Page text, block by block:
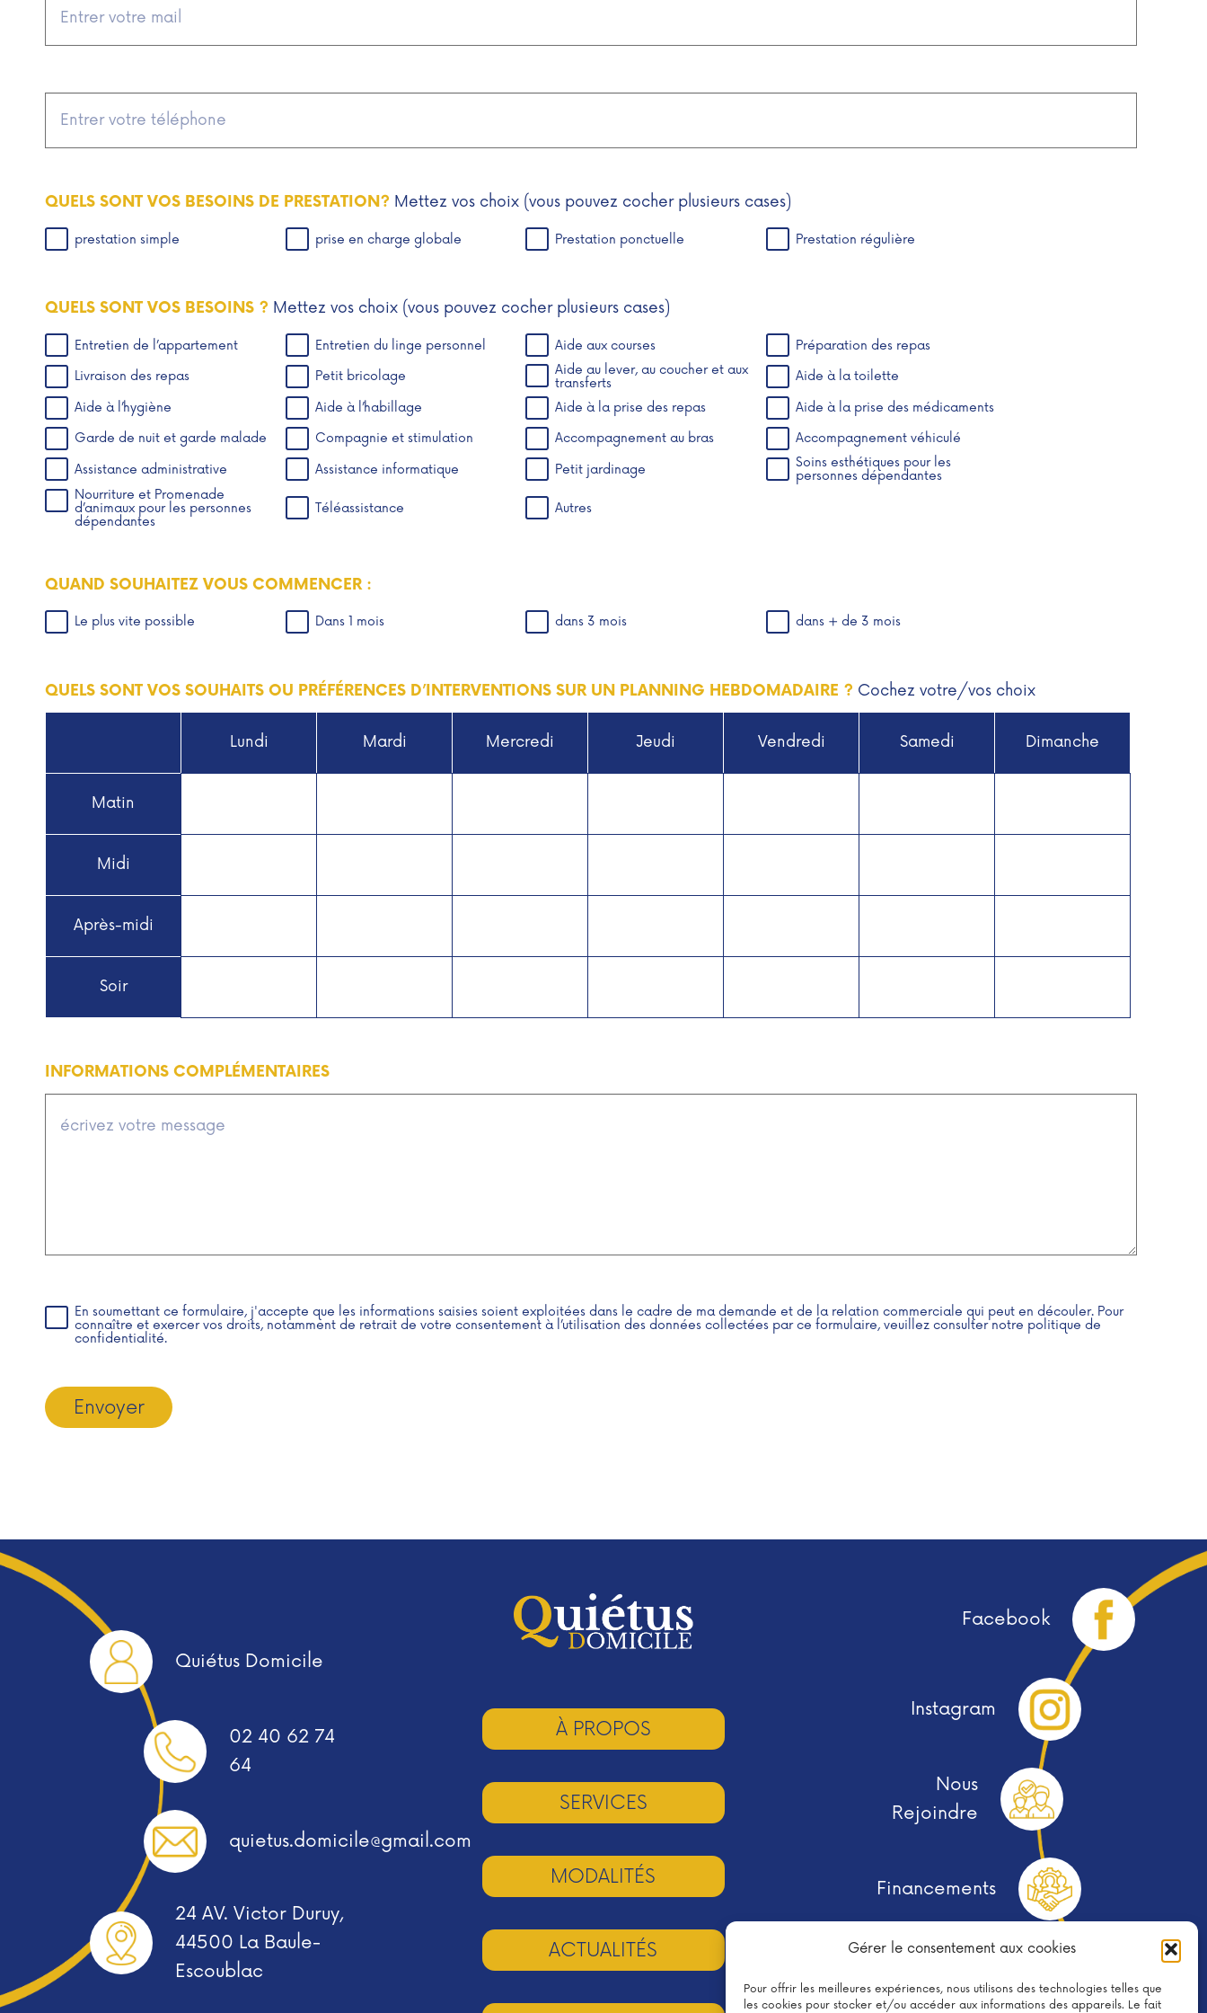
Gérer le consentement aux cookies
Pour offrir les meilleures expériences, nous utilisons des technologies telles que
les cookies pour stocker et/ou accéder aux informations des appareils. Le fait
QUELS SONT VOS BESOINS DE PRESTATION? Mettez vos choix (vous pouvez cocher plusieurs cases)
prestation simple prise en charge globale Prestation ponctuelle Prestation régulière
QUELS SONT VOS BESOINS ? Mettez vos choix (vous pouvez cocher plusieurs cases)
Entretien de l’appartement Entretien du linge personnel Aide aux courses Préparation des repas
Livraison des repas Petit bricolage
Aide au lever, au coucher et aux
transferts
Aide à la toilette
Aide à l’hygiène Aide à l’habillage Aide à la prise des repas
Aide à la prise des médicaments
Garde de nuit et garde malade
Compagnie et stimulation Accompagnement au bras Accompagnement véhiculé
Assistance administrative Assistance informatique Petit jardinage
Soins esthétiques pour les
personnes dépendantes
Nourriture et Promenade
d’animaux pour les personnes
dépendantes
Téléassistance Autres
QUAND SOUHAITEZ VOUS COMMENCER :
Le plus vite possible Dans 1 mois dans 3 mois dans + de 3 mois
QUELS SONT VOS SOUHAITS OU PRÉFÉRENCES D’INTERVENTIONS SUR UN PLANNING HEBDOMADAIRE ? Cochez votre/vos choix
Lundi Mardi Mercredi Jeudi Vendredi Samedi Dimanche
Matin
Midi
Après-midi
Soir
INFORMATIONS COMPLÉMENTAIRES
En soumettant ce formulaire, j'accepte que les informations saisies soient exploitées dans le cadre de ma demande et de la relation commerciale qui peut en découler. Pour
connaître et exercer vos droits, notamment de retrait de votre consentement à l’utilisation des données collectées par ce formulaire, veuillez consulter notre politique de
confidentialité.
Quiétus Domicile
02 40 62 74
64
quietus.domicile@gmail.com
24 AV. Victor Duruy,
44500 La Baule-
Escoublac
À PROPOS
SERVICES
MODALITÉS
ACTUALITÉS
Facebook
Instagram
Nous
Rejoindre
Financements
Télécharger le Flyer